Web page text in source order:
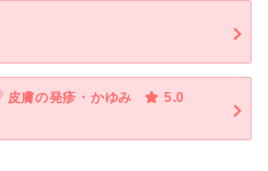
皮膚の発疹・かゆみ
5.0